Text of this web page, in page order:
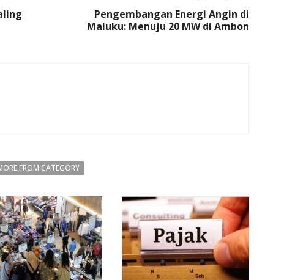
Pengembangan Energi Angin di
Maluku: Menuju 20 MW di Ambon
FROM CATEGORY